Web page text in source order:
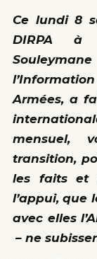
Ce lundi 8
DIRPA à
Armées, a
mensuel,
transition,
les faits et
l’appui, que
avec elles
– ne